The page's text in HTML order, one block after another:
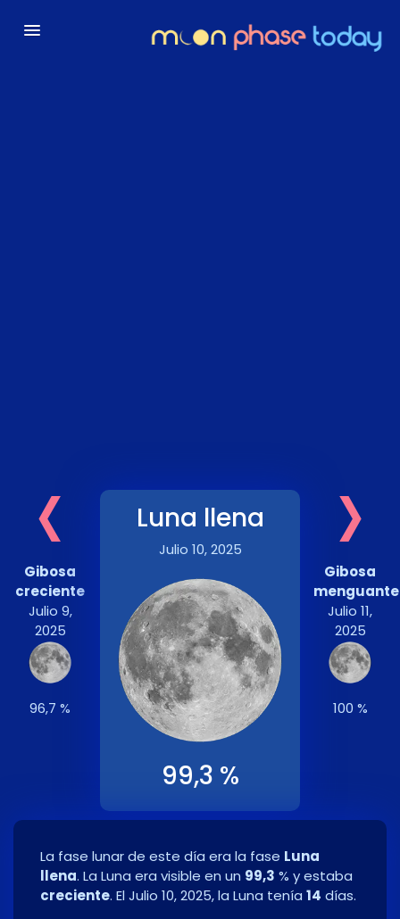
‹
Gibosa
creciente
Julio 9,
2025
96,7 %
Luna llena
Julio 10, 2025
99,3 %
›
Gibosa
menguante
Julio 11,
2025
100 %
La fase lunar de este día era la fase Luna
llena. La Luna era visible en un 99,3 % y estaba
creciente. El Julio 10, 2025, la Luna tenía 14 días.